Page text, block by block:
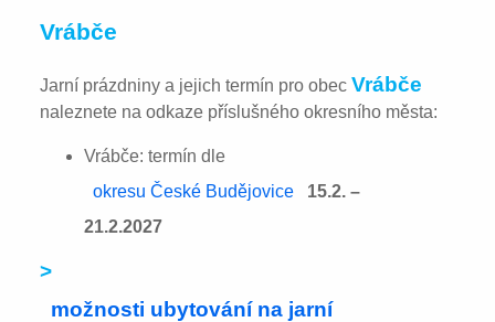
Vrábče
Jarní prázdniny a jejich termín pro obecVrábče
naleznete na odkaze příslušného okresního města:
Vrábče: termín dle
okresu České Budějovice
15.2. –
21.2.2027
>
možnosti ubytování na jarní